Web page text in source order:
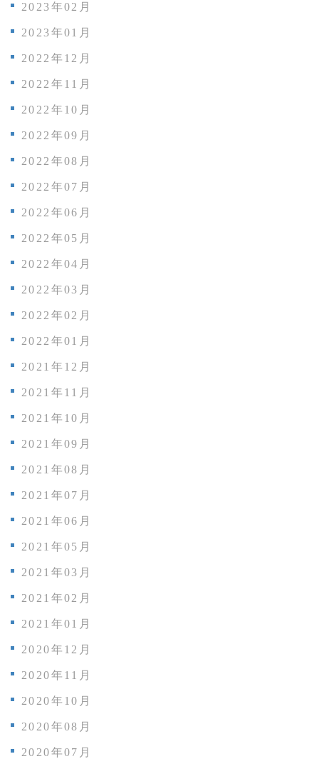
2023年02月
2023年01月
2022年12月
2022年11月
2022年10月
2022年09月
2022年08月
2022年07月
2022年06月
2022年05月
2022年04月
2022年03月
2022年02月
2022年01月
2021年12月
2021年11月
2021年10月
2021年09月
2021年08月
2021年07月
2021年06月
2021年05月
2021年03月
2021年02月
2021年01月
2020年12月
2020年11月
2020年10月
2020年08月
2020年07月